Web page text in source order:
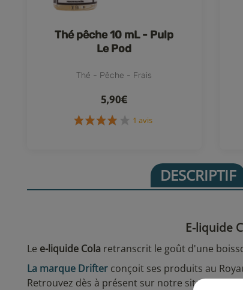
Thé pêche 10 mL - Pulp
Le Pod
Thé - Pêche - Frais
5,90€
DESCRIPTIF
E-liquide
Le e-liquide Cola retranscrit le goût d'une
La marque Drifter conçoit ses produits au
Retrouvez dès à présent sur notre site